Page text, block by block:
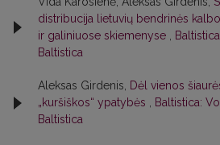
distribucija lietuvių bendrinės
ir galiniuose skiemenyse
Baltistica
Aleksas Girdenis,
Dėl vienos
„kuršiškos“ ypatybės
Baltistica:
Baltistica